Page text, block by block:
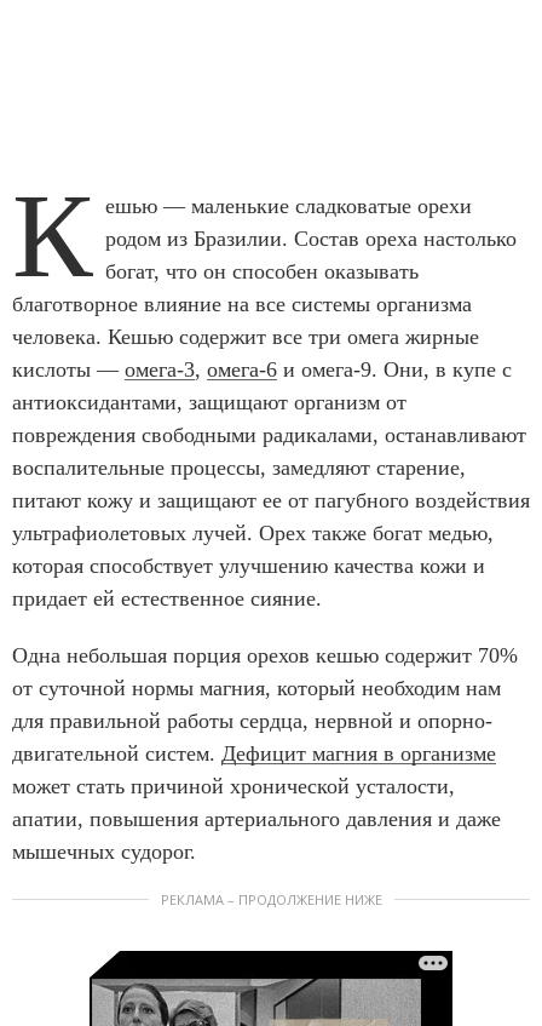
К ешью — маленькие сладковатые орехи
родом из Бразилии. Состав ореха настолько
богат, что он способен оказывать
благотворное влияние на все системы организма
человека. Кешью содержит все три омега жирные
кислоты — омега-3, омега-6 и омега-9. Они, в купе с
антиоксидантами, защищают организм от
повреждения свободными радикалами, останавливают
воспалительные процессы, замедляют старение,
питают кожу и защищают ее от пагубного воздействия
ультрафиолетовых лучей. Орех также богат медью,
которая способствует улучшению качества кожи и
придает ей естественное сияние.
Одна небольшая порция орехов кешью содержит 70%
от суточной нормы магния, который необходим нам
для правильной работы сердца, нервной и опорно-
двигательной систем. Дефицит магния в организме
может стать причиной хронической усталости,
апатии, повышения артериального давления и даже
мышечных судорог.
РЕКЛАМА – ПРОДОЛЖЕНИЕ НИЖЕ